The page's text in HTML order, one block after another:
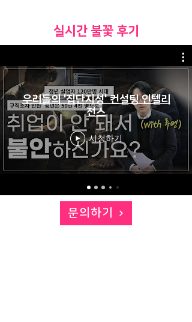
​실시간 불꽃 후기
우리들의 '집단지성' 컨설팅 인텔리
전스
시청하기
문의하기